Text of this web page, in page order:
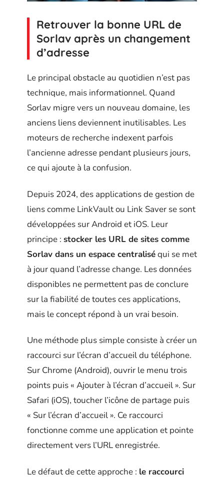
Retrouver la bonne URL de
Sorlav après un changement
d’adresse
Le principal obstacle au quotidien n’est pas
technique, mais informationnel. Quand
Sorlav migre vers un nouveau domaine, les
anciens liens deviennent inutilisables. Les
moteurs de recherche indexent parfois
l’ancienne adresse pendant plusieurs jours,
ce qui ajoute à la confusion.
Depuis 2024, des applications de gestion de
liens comme LinkVault ou Link Saver se sont
développées sur Android et iOS. Leur
principe : stocker les URL de sites comme
Sorlav dans un espace centraliséqui se met
à jour quand l’adresse change. Les données
disponibles ne permettent pas de conclure
sur la fiabilité de toutes ces applications,
mais le concept répond à un vrai besoin.
Une méthode plus simple consiste à créer un
raccourci sur l’écran d’accueil du téléphone.
Sur Chrome (Android), ouvrir le menu trois
points puis « Ajouter à l’écran d’accueil ». Sur
Safari (iOS), toucher l’icône de partage puis
« Sur l’écran d’accueil ». Ce raccourci
fonctionne comme une application et pointe
directement vers l’URL enregistrée.
Le défaut de cette approche : le raccourci